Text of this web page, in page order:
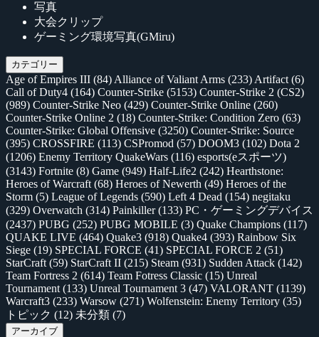
写真
大会クリップ
ゲーミング環境写真(GMiru)
カテゴリー
Age of Empires III (84) Alliance of Valiant Arms (233) Artifact (6)
Call of Duty4 (164) Counter-Strike (5153) Counter-Strike 2 (CS2)
(989) Counter-Strike Neo (429) Counter-Strike Online (260)
Counter-Strike Online 2 (18) Counter-Strike: Condition Zero (63)
Counter-Strike: Global Offensive (3250) Counter-Strike: Source
(395) CROSSFIRE (113) CSPromod (57) DOOM3 (102) Dota 2
(1206) Enemy Territory QuakeWars (116) esports(eスポーツ)
(3143) Fortnite (8) Game (949) Half-Life2 (242) Hearthstone:
Heroes of Warcraft (68) Heroes of Newerth (49) Heroes of the
Storm (5) League of Legends (590) Left 4 Dead (154) negitaku
(329) Overwatch (314) Painkiller(133) PC・ゲーミングデバイス
(2437) PUBG (252) PUBG MOBILE (3) Quake Champions (117)
QUAKE LIVE (464) Quake3 (918) Quake4 (393) Rainbow Six
Siege (19) SPECIAL FORCE (41) SPECIAL FORCE 2 (51)
StarCraft (59) StarCraft II (215) Steam (931) Sudden Attack (142)
Team Fortress 2 (614) Team Fotress Classic (15) Unreal
Tournament (133) Unreal Tournament 3 (47) VALORANT (1139)
Warcraft3 (233) Warsow (271) Wolfenstein: Enemy Territory (35)
トピック (12) 未分類 (7)
アーカイブ